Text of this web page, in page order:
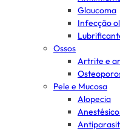
Glaucoma
Infecção
Ossos
Artrite e
Pele e Mucosa
Alopecia